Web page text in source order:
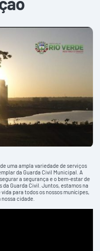
uma ampla variedade de serviços
da Guarda Civil Municipal. A
a segurança e o bem-estar de
Guarda Civil. Juntos, estamos na
para todos os nossos munícipes,
cidade.